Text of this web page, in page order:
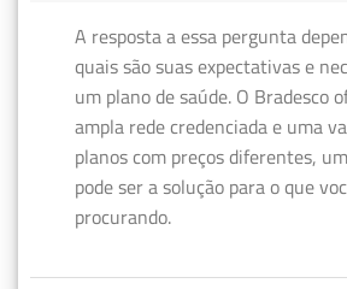
A resposta a essa pergunta
quais são suas expectativas e
um plano de saúde. O Bradesco
ampla rede credenciada e uma
planos com preços diferentes,
pode ser a solução para o que
procurando.